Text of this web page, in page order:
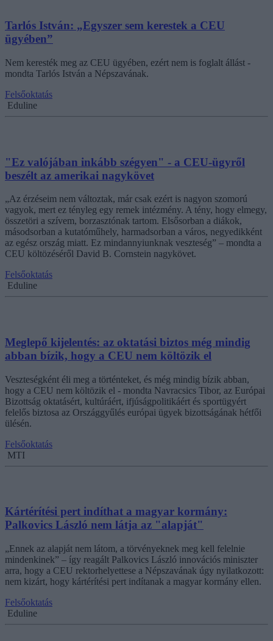
Tarlós István: „Egyszer sem kerestek a CEU
ügyében”
Nem keresték meg az CEU ügyében, ezért nem is foglalt állást -
mondta Tarlós István a Népszavának.
Felsőoktatás
Eduline
"Ez valójában inkább szégyen" - a CEU-ügyről
beszélt az amerikai nagykövet
„Az érzéseim nem változtak, már csak ezért is nagyon szomorú
vagyok, mert ez tényleg egy remek intézmény. A tény, hogy elmegy,
összetöri a szívem, borzasztónak tartom. Elsősorban a diákok,
másodsorban a kutatóműhely, harmadsorban a város, negyedikként
az egész ország miatt. Ez mindannyiunknak veszteség” – mondta a
CEU költözéséről David B. Cornstein nagykövet.
Felsőoktatás
Eduline
Meglepő kijelentés: az oktatási biztos még mindig
abban bízik, hogy a CEU nem költözik el
Veszteségként éli meg a történteket, és még mindig bízik abban,
hogy a CEU nem költözik el - mondta Navracsics Tibor, az Európai
Bizottság oktatásért, kultúráért, ifjúságpolitikáért és sportügyért
felelős biztosa az Országgyűlés európai ügyek bizottságának hétfői
ülésén.
Felsőoktatás
MTI
Kártérítési pert indíthat a magyar kormány:
Palkovics László nem látja az "alapját"
„Ennek az alapját nem látom, a törvényeknek meg kell felelnie
mindenkinek” – így reagált Palkovics László innovációs miniszter
arra, hogy a CEU rektorhelyettese a Népszavának úgy nyilatkozott:
nem kizárt, hogy kártérítési pert indítanak a magyar kormány ellen.
Felsőoktatás
Eduline